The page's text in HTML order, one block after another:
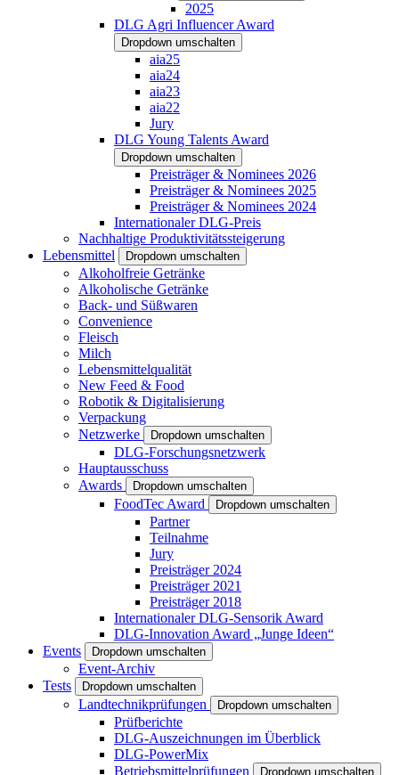
2025
DLG Agri Influencer Award
Dropdown umschalten
aia25
aia24
aia23
aia22
Jury
DLG Young Talents Award
Dropdown umschalten
Preisträger & Nominees 2026
Preisträger & Nominees 2025
Preisträger & Nominees 2024
Internationaler DLG-Preis
Nachhaltige Produktivitätssteigerung
Lebensmittel
Dropdown umschalten
Alkoholfreie Getränke
Alkoholische Getränke
Back- und Süßwaren
Convenience
Fleisch
Milch
Lebensmittelqualität
New Feed & Food
Robotik & Digitalisierung
Verpackung
Netzwerke
Dropdown umschalten
DLG-Forschungsnetzwerk
Hauptausschuss
Awards
Dropdown umschalten
FoodTec Award Dropdown umschalten
Partner
Teilnahme
Jury
Preisträger 2024
Preisträger 2021
Preisträger 2018
Internationaler DLG-Sensorik Award
DLG-Innovation Award „Junge Ideen“
Events
Dropdown umschalten
Event-Archiv
Tests
Dropdown umschalten
Landtechnikprüfungen Dropdown umschalten
Prüfberichte
DLG-Auszeichnungen im Überblick
DLG-PowerMix
Betriebsmittelprüfungen
Dropdown umschalten